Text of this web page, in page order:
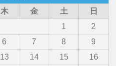
木 金 土
日
1
2
6 7 8
9
13 14 15
16